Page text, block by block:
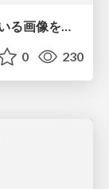
画像からプロンプトを考えて最も似ている画像を生成した人が勝ちのゲーム@AIミーティング
0 230